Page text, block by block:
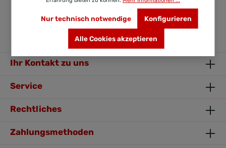
Ihr Kontakt zu uns
Service
Rechtliches
Zahlungsmethoden
Nur technisch notwendige Konfigurieren
Alle Cookies akzeptieren